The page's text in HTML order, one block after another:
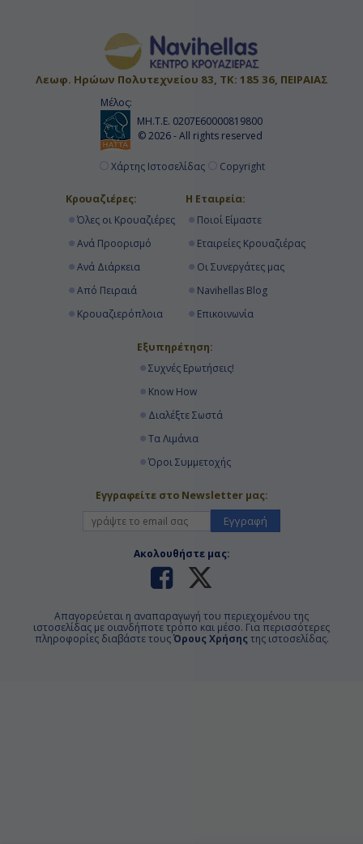
Τζώρτζ Τάουν, Κέιμαν Νήσοι
Ημέρα 16η
Λεωφ. Ηρώων Πολυτεχνείου 83, ΤΚ: 185 36, ΠΕΙΡΑΙΑΣ
Μέλος:
ΜΗ.Τ.Ε. 0207Ε60000819800
© 2026 - All rights reserved
Χάρτης Ιστοσελίδας Copyright
Κρουαζιέρες:
Όλες οι Κρουαζιέρες
Ανά Προορισμό
Ανά Διάρκεια
Από Πειραιά
Κρουαζιερόπλοια
Η Εταιρεία:
Ποιοί Είμαστε
Εταιρείες Κρουαζιέρας
Οι Συνεργάτες μας
Navihellas Blog
Επικοινωνία
Εξυπηρέτηση:
Συχνές Ερωτήσεις!
Know How
Διαλέξτε Σωστά
Τα Λιμάνια
Όροι Συμμετοχής
Εγγραφείτε στο Newsletter μας:
Εγγραφή
Ακολουθήστε μας:
Απαγορεύεται η αναπαραγωγή του περιεχομένου της
ιστοσελίδας με οιανδήποτε τρόπο και μέσο. Για περισσότερες
πληροφορίες διαβάστε τουςΌρους Χρήσης της ιστοσελίδας.